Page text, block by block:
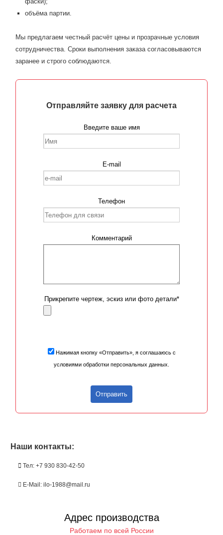
объёма партии.
Мы предлагаем честный расчёт цены и прозрачные условия
сотрудничества. Сроки выполнения заказа согласовываются
заранее и строго соблюдаются.
Отправляйте заявку для расчета
Введите ваше имя
E-mail
Телефон
Комментарий
Прикрепите чертеж, эскиз или фото детали*
Нажимая кнопку «Отправить», я соглашаюсь с
условиями обработки персональных данных.
Отправить
Наши контакты:
Тел: +7 930 830-42-50
E-Mail: ilo-1988@mail.ru
Адрес производства
Работаем по всей России